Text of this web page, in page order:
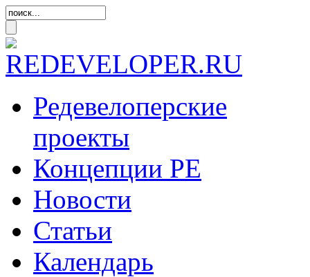
Редевелоперские
проекты
Концепции РЕ
Новости
Статьи
Календарь